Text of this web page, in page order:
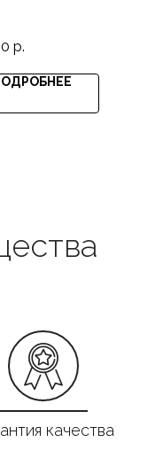
р.
качества